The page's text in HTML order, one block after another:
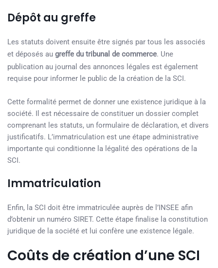
Dépôt au greffe
Les statuts doivent ensuite être signés par tous les associés
et déposés au greffe du tribunal de commerce. Une
publication au journal des annonces légales est également
requise pour informer le public de la création de la SCI.
Cette formalité permet de donner une existence juridique à la
société. Il est nécessaire de constituer un dossier complet
comprenant les statuts, un formulaire de déclaration, et divers
justificatifs. L’immatriculation est une étape administrative
importante qui conditionne la légalité des opérations de la
SCI.
Immatriculation
Enfin, la SCI doit être immatriculée auprès de l’INSEE afin
d’obtenir un numéro SIRET. Cette étape finalise la constitution
juridique de la société et lui confère une existence légale.
Coûts de création d’une SCI